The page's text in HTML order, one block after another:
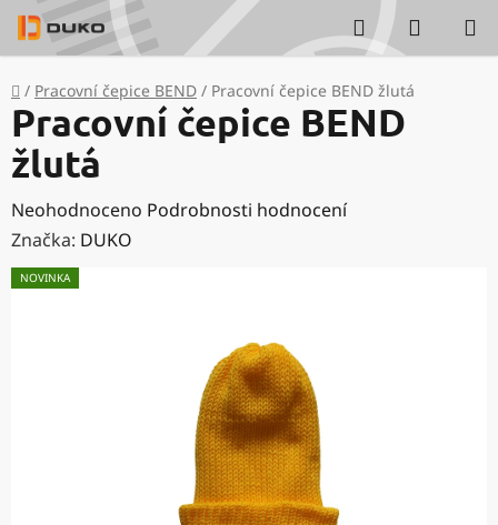
Přejít
na
obsah
Hledat
KOŠÍK
Domů
/ Pracovní čepice BEND / Pracovní čepice BEND žlutá
Pracovní čepice BEND
žlutá
Průměrné
hodnocení
produktu
Neohodnoceno Podrobnosti hodnocení
Značka: DUKO
NOVINKA